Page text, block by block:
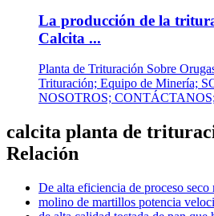
La producción de la
Calcita ...
Planta de Trituración Sobre
Trituración; Equipo de Minería;
NOSOTROS;
calcita planta de
Relación
De alta eficiencia de proceso
molino de martillos potencia